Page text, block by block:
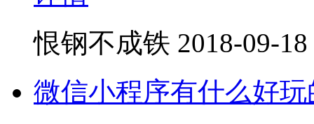
恨钢不成铁 2018-09-
微信小程序有什么好